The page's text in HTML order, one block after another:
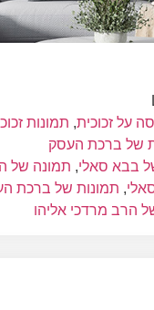
על זכוכית, תמונות
של ברכת העסק
בבא סאלי, תמונה של
, תמונות של ברכת
הרב מרדכי אליהו